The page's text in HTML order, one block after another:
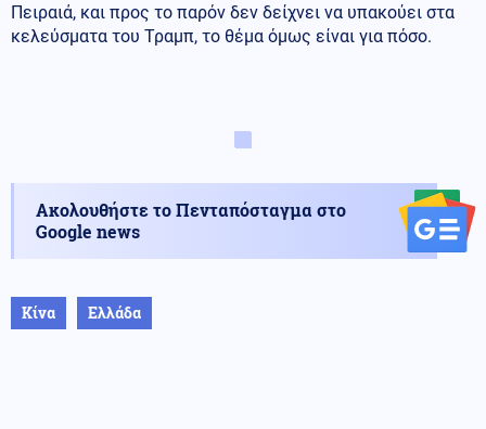
Πειραιά, και προς το παρόν δεν δείχνει να υπακούει στα
κελεύσματα του Τραμπ, το θέμα όμως είναι για πόσο.
Ακολουθήστε το Πενταπόσταγμα στο
Google news
Κίνα Ελλάδα